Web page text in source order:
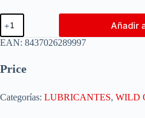
Añadir
EAN: 8437026289997
Price
Categorías: LUBRICANTES, WILD